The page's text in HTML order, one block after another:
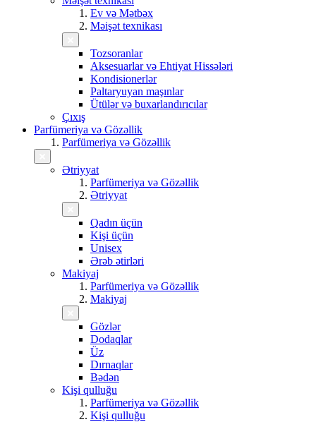
Ev və Mətbəx
Məişət texnikası
Tozsoranlar
Aksesuarlar və Ehtiyat Hissələri
Kondisionerlər
Paltaryuyan maşınlar
Ütülər və buxarlandırıcılar
Çıxış
Parfümeriya və Gözəllik
Parfümeriya və Gözəllik
Ətriyyat
Parfümeriya və Gözəllik
Ətriyyat
Qadın üçün
Kişi üçün
Unisex
Ərəb ətirləri
Makiyaj
Parfümeriya və Gözəllik
Makiyaj
Gözlər
Dodaqlar
Üz
Dırnaqlar
Bədən
Kişi qulluğu
Parfümeriya və Gözəllik
Kişi qulluğu